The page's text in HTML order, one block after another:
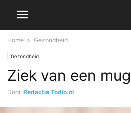
Home Gezondheid
Gezondheid
Ziek van een
Door Redactie Todio.nl